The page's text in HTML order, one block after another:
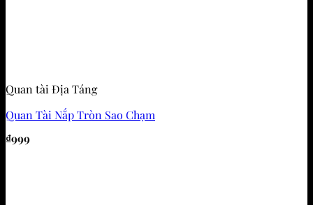
Quan tài Địa Táng
Quan Tài Nắp Tròn Sao Chạm
₫999